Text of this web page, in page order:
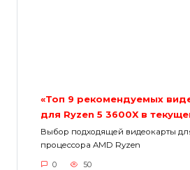
«Топ 9 рекомендуемых
для Ryzen 5 3600X в
Выбор подходящей видеокарты
процессора AMD Ryzen
0 50